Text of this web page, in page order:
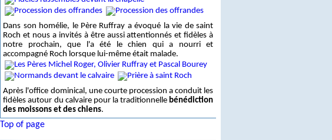
Dans son homélie, le Père Ruffray a évoqué la vie de saint
Roch et nous a invités à être aussi attentionnés et fidèles à
notre prochain, que l'a été le chien qui a nourri et
accompagné Roch lorsque lui-même était malade.
Après l'office dominical, une courte procession a conduit les
fidèles autour du calvaire pour la traditionnellebénédiction
des moissons et des chiens.
Top of page